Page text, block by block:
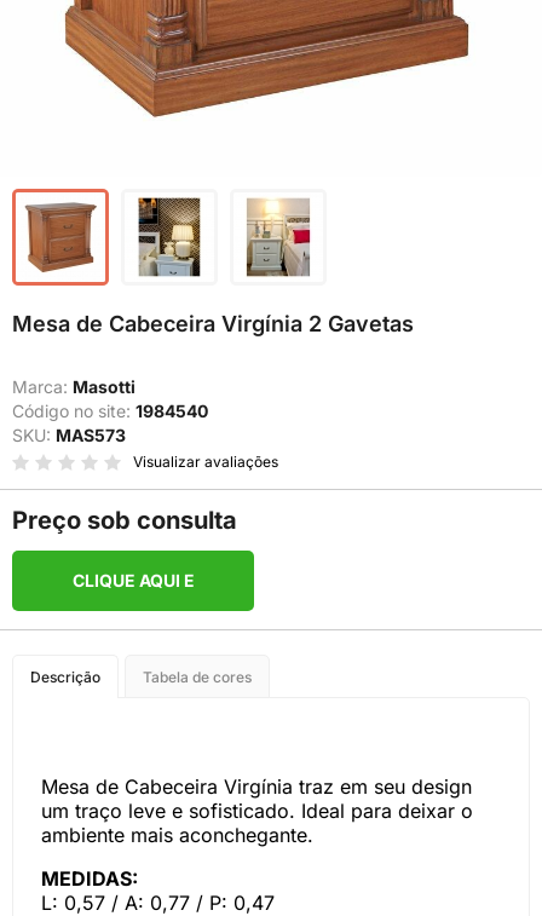
Mesa de Cabeceira Virgínia 2 Gavetas
Marca: Masotti
Código no site: 1984540
SKU: MAS573
Visualizar avaliações
Preço sob consulta
CLIQUE AQUI E
Descrição Tabela de cores
Mesa de Cabeceira Virgínia traz em seu design
um traço leve e sofisticado. Ideal para deixar o
ambiente mais aconchegante.
MEDIDAS:
L: 0,57 / A: 0,77 / P: 0,47